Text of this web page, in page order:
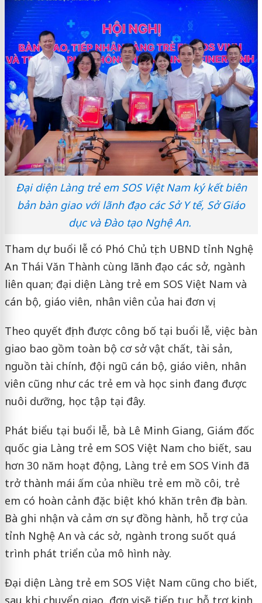
Đại diện Làng trẻ em SOS Việt Nam ký kết biên
bản bàn giao với lãnh đạo các Sở Y tế, Sở Giáo
dục và Đào tạo Nghệ An.
Tham dự buổi lễ có Phó Chủ tịch UBND tỉnh Nghệ
An Thái Văn Thành cùng lãnh đạo các sở, ngành
liên quan; đại diện Làng trẻ em SOS Việt Nam và
cán bộ, giáo viên, nhân viên của hai đơn vị.
Theo quyết định được công bố tại buổi lễ, việc bàn
giao bao gồm toàn bộ cơ sở vật chất, tài sản,
nguồn tài chính, đội ngũ cán bộ, giáo viên, nhân
viên cũng như các trẻ em và học sinh đang được
nuôi dưỡng, học tập tại đây.
Phát biểu tại buổi lễ, bà Lê Minh Giang, Giám đốc
quốc gia Làng trẻ em SOS Việt Nam cho biết, sau
hơn 30 năm hoạt động, Làng trẻ em SOS Vinh đã
trở thành mái ấm của nhiều trẻ em mồ côi, trẻ
em có hoàn cảnh đặc biệt khó khăn trên địa bàn.
Bà ghi nhận và cảm ơn sự đồng hành, hỗ trợ của
tỉnh Nghệ An và các sở, ngành trong suốt quá
trình phát triển của mô hình này.
Đại diện Làng trẻ em SOS Việt Nam cũng cho biết,
sau khi chuyển giao, đơn vị sẽ tiếp tục hỗ trợ kinh